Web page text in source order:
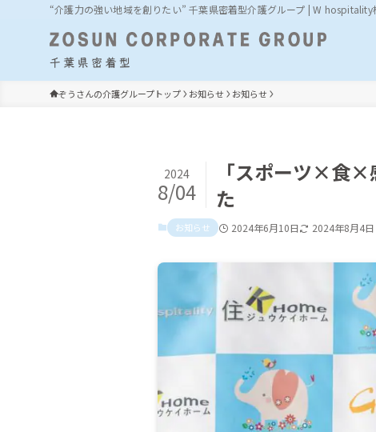
“介護力の強い地域を創りたい” 千葉県密着型介護グループ | W hospitality
ぞうさんの介護グループトップ お知らせ お知らせ
「スポーツ×食×
た
2024
8/04
お知らせ 2024年6月10日 2024年8月4日